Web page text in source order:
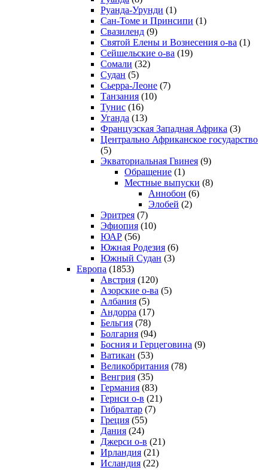
Руанда-Урунди (1)
Сан-Томе и Принсипи (1)
Свазиленд (9)
Святой Елены и Вознесения о-ва (1)
Сейшельские о-ва (19)
Сомали (32)
Судан (5)
Сьерра-Леоне (7)
Танзания (10)
Тунис (16)
Уганда (13)
Французская Западная Африка (3)
Центрально Африканское государство
(5)
Экваториальная Гвинея (9)
Обращение (1)
Местные выпуски (8)
Аннобон (6)
Элобей (2)
Эритрея (7)
Эфиопия (10)
ЮАР (56)
Южная Родезия (6)
Южный Судан (3)
Европа (1853)
Австрия (120)
Азорские о-ва (5)
Албания (5)
Андорра (17)
Бельгия (78)
Болгария (94)
Босния и Герцеговина (9)
Ватикан (53)
Великобритания (78)
Венгрия (35)
Германия (83)
Гернси о-в (21)
Гибралтар (7)
Греция (55)
Дания (24)
Джерси о-в (21)
Ирландия (21)
Исландия (22)